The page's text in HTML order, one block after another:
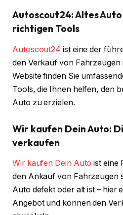
Autoscout24: Altes
richtigen Tools
Autoscout24 ist eine der
den Verkauf von
Website finden Sie
Tools, die Ihnen helfen, den
Auto zu erzielen.
Wir kaufen Dein Auto:
verkaufen
Wir kaufen Dein Auto ist eine
den Ankauf von Fahrzeugen
Auto defekt oder alt ist – hier
Angebot und können den